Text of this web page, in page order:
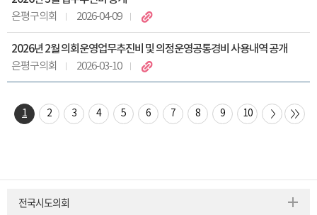
은평구의회 2026-04-09
2026년 2월 의회운영업무추진비 및 의정운영공통경비 사용내역 공개
은평구의회 2026-03-10
1 2 3 4 5 6 7 8 9 10
전국시도의회